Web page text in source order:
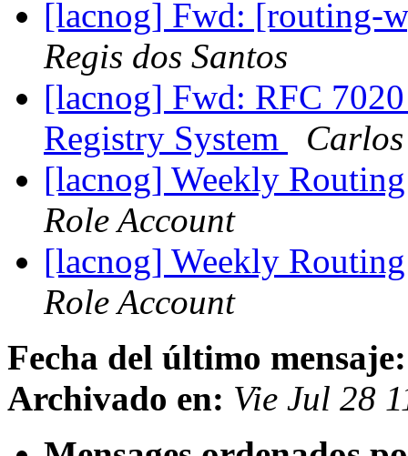
[lacnog] Fwd: [routing-
Regis dos Santos
[lacnog] Fwd: RFC
Registry System
[lacnog] Weekly
Role Account
[lacnog] Weekly
Role Account
Fecha del último mensaje:
Archivado en: Vie Jul 28